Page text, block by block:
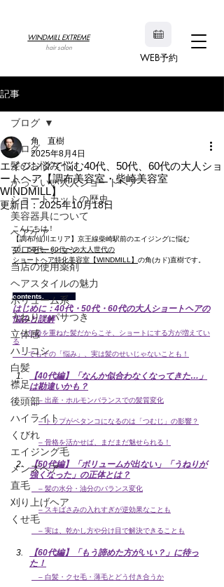
WEB予約
WINDMILL EXTREME
hair salon
記事
ブログ
髪のお悩み
かっこいい大人ショートヘア
ショートカットの歴史
美容器具について
ヘアケア
プロモーション
当店の使用薬剤
ヘアスタイルの魅力
ボリューム系
うねり・パサつき
立体感
ハリコシ
白髪
襟足
後頭部
ハイライト
くびれ
エイジング毛
メンズヘア
直毛
刈り上げヘア
くせ毛
ブログ
エイジングで悩む40代、50代、60代の大人ショ
ートヘア【調布美容室・柴崎美容室
WINDMILL】
角 直樹
2025年8月4日
更新日： 2025年10月18日
こんにちは！
【調布/仙川エリア】京王線柴崎駅前のエイジングに悩む
40、50代、60代〜の大人世代の
ショートヘア特化美容室【WINDMILL】 の角(カド)直樹です。
contents.
はじめに：40代・50代・60代の大人ショートヘアの
悩みと誤解
– 年齢を重ねた髪だからこそ、ショートにする方が増えてい
る
– でもその「悩み」、実は髪のせいじゃないことも！
【40代編】「なんか似合わなくなってきた…」
は勘違いかも？
– 出産・ホルモンバランスでの髪質変化
– トップがペタンコになるのは「つむじ」の影響？
– 骨格を活かせば、まだまだ魅せられる！
【50代編】「ボリュームが出ない」「うねりが
強くなった」の正体とは？
– 髪の水分・油分のバランス変化
– スキばさみの入れすぎが逆効果なことも
– 実は、乾かし方や分け目で解決できることも
【60代編】「もう諦めた方がいい？」に待っ
た！
– 白髪・クセ毛・薄毛とどう付き合うか